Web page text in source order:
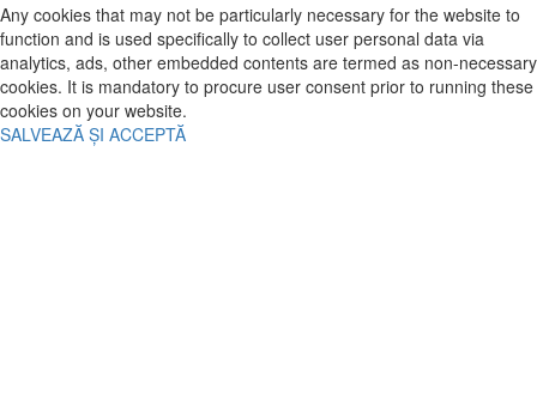
Any cookies that may not be particularly necessary for the website to
function and is used specifically to collect user personal data via
analytics, ads, other embedded contents are termed as non-necessary
cookies. It is mandatory to procure user consent prior to running these
cookies on your website.
SALVEAZĂ ȘI ACCEPTĂ